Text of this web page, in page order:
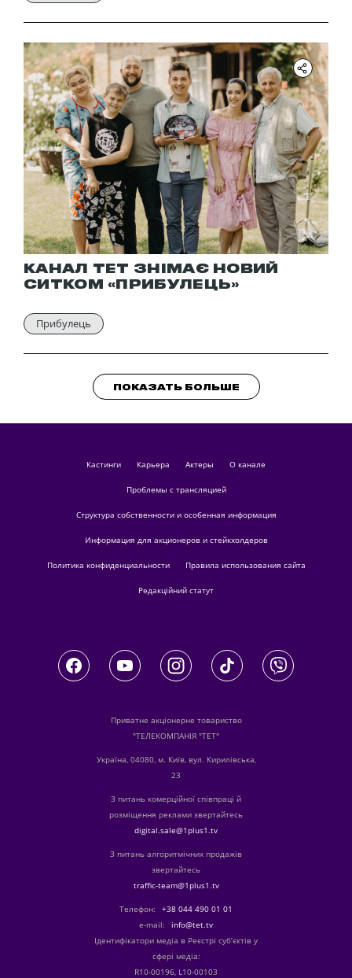
КАНАЛ ТЕТ ЗНІМАЄ НОВИЙ
СИТКОМ «ПРИБУЛЕЦЬ»
Прибулець
ПОКАЗАТЬ БОЛЬШЕ
кастинги Карьера актеры О канале
Проблемы с трансляцией
Структура собственности и особенная информация
Информация для акционеров и стейкхолдеров
Политика конфиденциальности Правила использования сайта
Редакційний статут
Приватне акціонерне товариство
"ТЕЛЕКОМПАНІЯ "ТЕТ"
Україна, 04080, м. Київ, вул. Кирилівська,
23
З питань комерційної співпраці й
розміщення реклами звертайтесь
digital.sale@1plus1.tv
З питань алгоритмічних продажів
звертайтесь
traffic-team@1plus1.tv
Телефон:
+38 044 490 01 01
е-mail:
info@tet.tv
Ідентифікатори медіа в Реєстрі суб’єктів у
сфері медіа:
R10-00196, L10-00103